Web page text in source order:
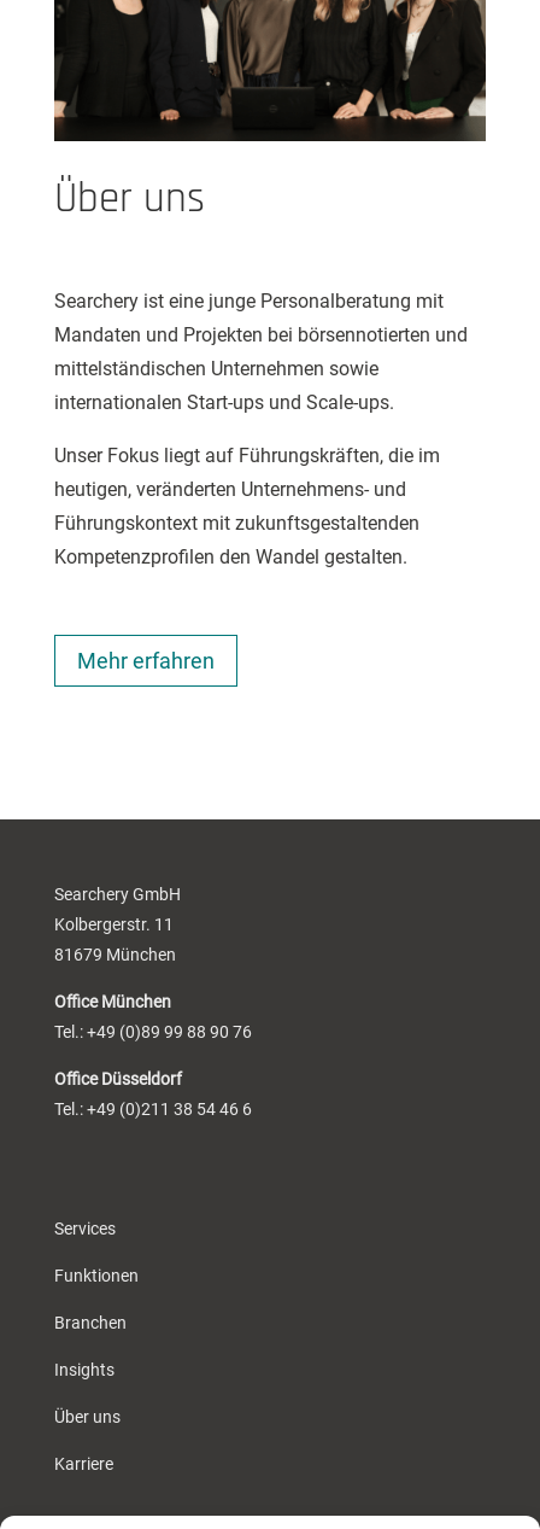
Über uns
Searchery ist eine junge Personalberatung mit
Mandaten und Projekten bei börsennotierten und
mittelständischen Unternehmen sowie
internationalen Start-ups und Scale-ups.
Unser Fokus liegt auf Führungskräften, die im
heutigen, veränderten Unternehmens- und
Führungskontext mit zukunftsgestaltenden
Kompetenzprofilen den Wandel gestalten.
Mehr erfahren
Searchery GmbH
Kolbergerstr. 11
81679 München
Office München
Tel.: +49 (0)89 99 88 90 76
Office Düsseldorf
Tel.: +49 (0)211 38 54 46 6
Services
Funktionen
Branchen
Insights
Über uns
Karriere